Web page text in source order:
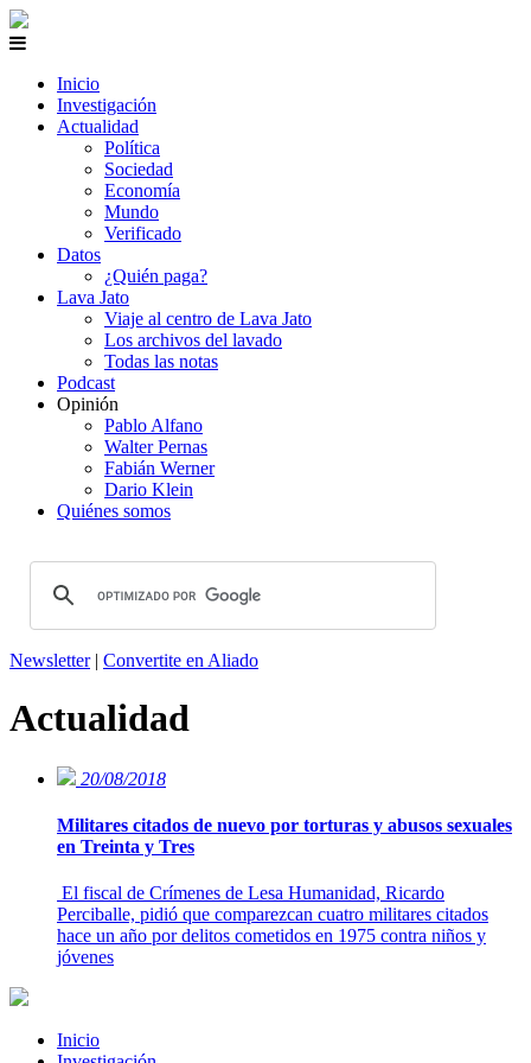
Inicio
Investigación
Actualidad
Política
Sociedad
Economía
Mundo
Verificado
Datos
¿Quién paga?
Lava Jato
Viaje al centro de Lava Jato
Los archivos del lavado
Todas las notas
Podcast
Opinión
Pablo Alfano
Walter Pernas
Fabián Werner
Dario Klein
Quiénes somos
Newsletter| Convertite en Aliado
Actualidad
20/08/2018
Militares citados de nuevo por torturas y abusos sexuales
en Treinta y Tres
El fiscal de Crímenes de Lesa Humanidad, Ricardo
Perciballe, pidió que comparezcan cuatro militares citados
hace un año por delitos cometidos en 1975 contra niños y
jóvenes
Inicio